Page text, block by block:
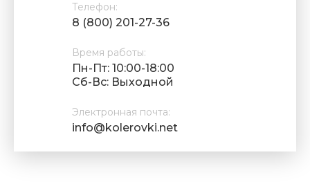
Телефон:
8 (800) 201-27-36
Время работы:
Пн-Пт: 10:00-18:00
Cб-Вс: Выходной
Электронная почта:
info@kolerovki.net